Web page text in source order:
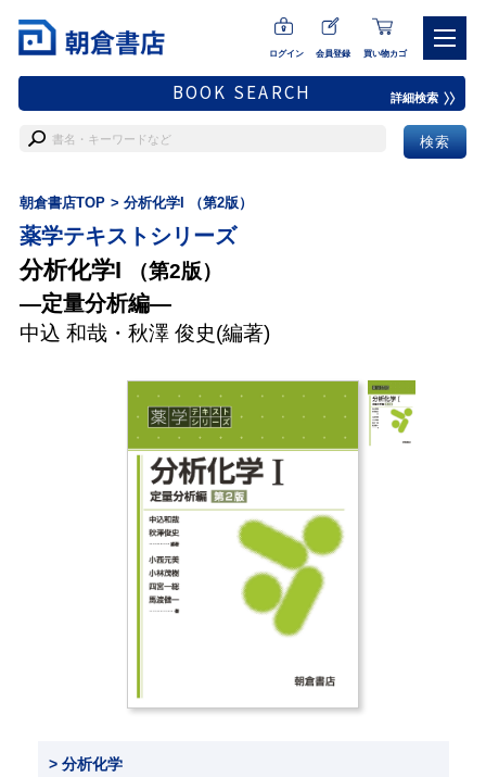
ログイン 会員登録 買い物カゴ
BOOK SEARCH 詳細検索
朝倉書店TOP 分析化学I （第2版）
薬学テキストシリーズ
分析化学I （第2版）
―定量分析編―
中込 和哉・ 秋澤 俊史(編著)
> 分析化学